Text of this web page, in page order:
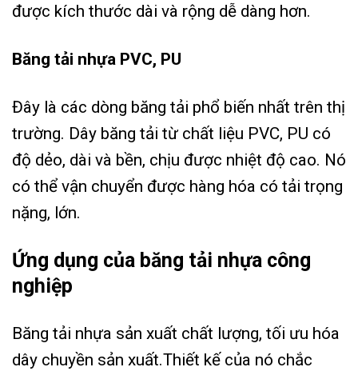
được kích thước dài và rộng dễ dàng hơn.
Băng tải nhựa PVC, PU
Đây là các dòng băng tải phổ biến nhất trên thị
trường. Dây băng tải từ chất liệu PVC, PU có
độ dẻo, dài và bền, chịu được nhiệt độ cao. Nó
có thể vận chuyển được hàng hóa có tải trọng
nặng, lớn.
Ứng dụng của băng tải nhựa công
nghiệp
Băng tải nhựa sản xuất chất lượng, tối ưu hóa
dây chuyền sản xuất.Thiết kế của nó chắc